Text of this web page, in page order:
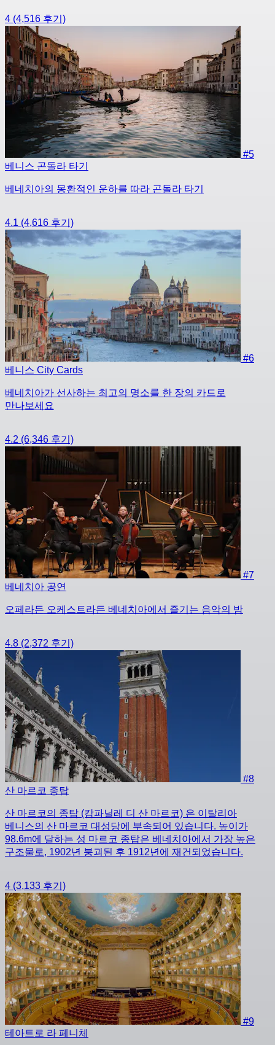
4 (4,516 후기)
#5
베니스 곤돌라 타기
베네치아의 몽환적인 운하를 따라 곤돌라 타기
4.1 (4,616 후기)
#6
베니스 City Cards
베네치아가 선사하는 최고의 명소를 한 장의 카드로
만나보세요
4.2 (6,346 후기)
#7
베네치아 공연
오페라든 오케스트라든 베네치아에서 즐기는 음악의 밤
4.8 (2,372 후기)
#8
산 마르코 종탑
산 마르코의 종탑 (캄파닐레 디 산 마르코) 은 이탈리아
베니스의 산 마르코 대성당에 부속되어 있습니다. 높이가
98.6m에 달하는 성 마르코 종탑은 베네치아에서 가장 높은
구조물로, 1902년 붕괴된 후 1912년에 재건되었습니다.
4 (3,133 후기)
#9
테아트로 라 페니체